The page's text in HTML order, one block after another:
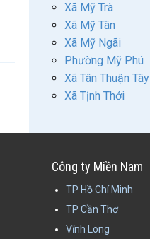
Xã Mỹ Trà
Xã Mỹ Tân
Xã Mỹ Ngãi
Phường Mỹ Phú
Xã Tân Thuận Tây
Xã Tịnh Thới
Công ty Miền Nam
TP Hồ Chí Minh
TP Cần Thơ
Vĩnh Long